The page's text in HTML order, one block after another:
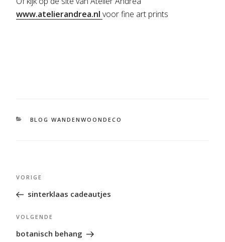
www.atelierandrea.nl voor fine art prints
CATEGORIEËN
BLOG WANDENWOONDECO
Vorig
bericht
VORIGE
sinterklaas cadeautjes
Volgend
bericht
VOLGENDE
botanisch behang